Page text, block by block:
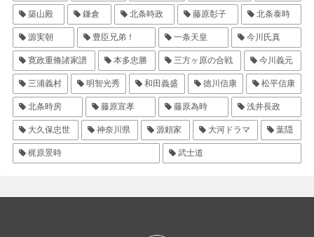
築山殿 鎌倉 北条時政 藤原彰子 北条泰時
源実朝 豊臣兄弟！ 一条天皇 今川氏真
寛政重脩諸家譜 本多忠勝 三方ヶ原の合戦 今川義元
三浦義村 明智光秀 和田義盛 徳川信康 松平信康
北条時房 藤原宣孝 藤原為時 浅井長政
大久保忠世 神奈川県 源頼家 大河ドラマ 葉隠
梶原景時 武士道